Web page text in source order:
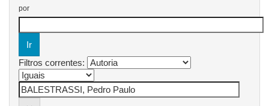
por
Filtros correntes: